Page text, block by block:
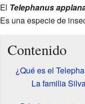
El Telephanus
Es una especie de
Contenido
¿Qué es el
La familia